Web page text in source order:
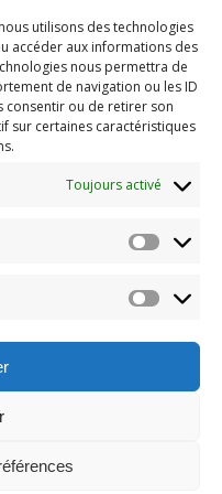
utilisons des technologies
accéder aux informations des
nous permettra de
de navigation ou les ID
consentir ou de retirer son
sur certaines caractéristiques
Toujours activé
de Boucherville.